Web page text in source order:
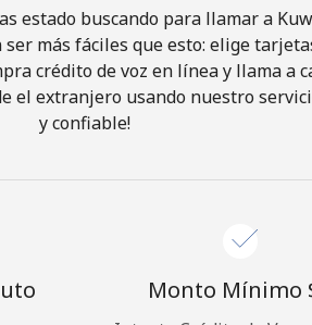
Únete
¡Hola!
estado buscando para llamar a
más fáciles que esto: elige
crédito de voz en línea y llama a
el extranjero usando nuestro
y confiable!
Monto Mínimo